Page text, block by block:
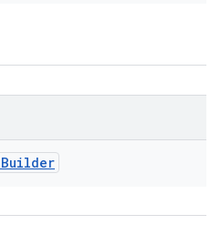
Builder